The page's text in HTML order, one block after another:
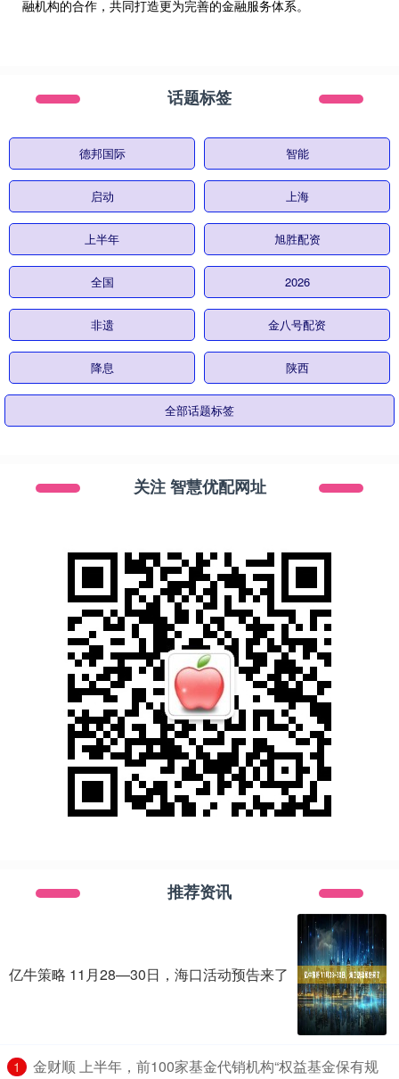
融机构的合作，共同打造更为完善的金融服务体系。
话题标签
德邦国际 智能
启动 上海
上半年 旭胜配资
全国 2026
非遗 金八号配资
降息 陕西
全部话题标签
关注 智慧优配网址
推荐资讯
亿牛策略 11月28—30日，海口活动预告来了
1
​金财顺 上半年，前100家基金代销机构“权益基金保有规